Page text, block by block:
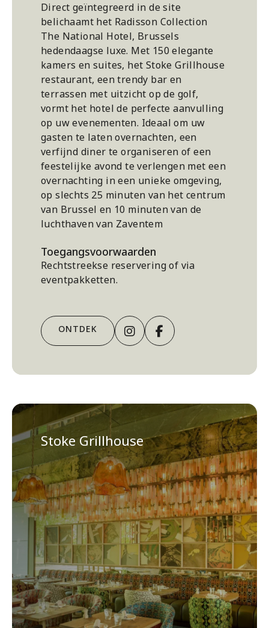
Direct geïntegreerd in de site
belichaamt het Radisson Collection
The National Hotel, Brussels
hedendaagse luxe. Met 150 elegante
kamers en suites, het Stoke Grillhouse
restaurant, een trendy bar en
terrassen met uitzicht op de golf,
vormt het hotel de perfecte aanvulling
op uw evenementen. Ideaal om uw
gasten te laten overnachten, een
verfijnd diner te organiseren of een
feestelijke avond te verlengen met een
overnachting in een unieke omgeving,
op slechts 25 minuten van het centrum
van Brussel en 10 minuten van de
luchthaven van Zaventem
Toegangsvoorwaarden
Rechtstreekse reservering of via
eventpakketten.
ONTDEK InstagramFacebook
Stoke Grillhouse